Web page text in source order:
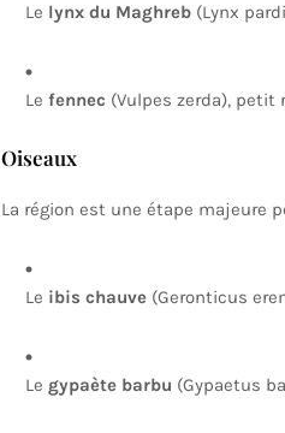
Le lynx du Maghreb(Lynx
Le fennec (Vulpes zerda), petit
Oiseaux
La région est une étape majeure
Le ibis chauve(Geronticus
Le gypaète barbu (Gypaetus